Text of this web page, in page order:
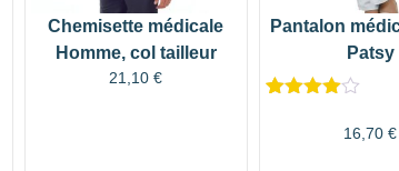
Chemisette médicale
Homme, col tailleur
21,10€
Pantalon
Patsy
16,70€